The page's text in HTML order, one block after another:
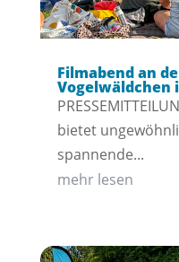
Filmabend an
Vogelwäldchen
bietet
spannende...
mehr lesen